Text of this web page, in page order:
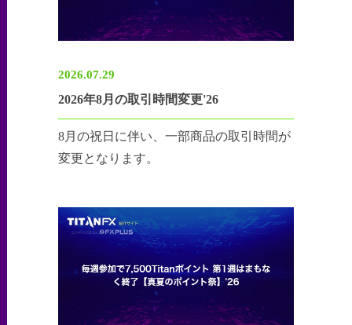
2026.07.29
2026年8月の取引時間変更'26
8月の祝日に伴い、一部商品の取引時間が
変更となります。